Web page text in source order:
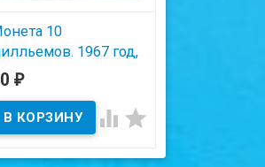
10
1967 год,
В наличии
на скане.
₽
 